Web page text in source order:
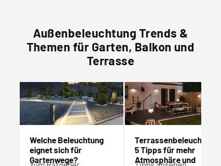
Außenbeleuchtung Trends &
Themen für Garten, Balkon und
Terrasse
Welche Beleuchtung
eignet sich für
Gartenwege?
Terrassenbeleuchtung:
5 Tipps für mehr
Atmosphäre und